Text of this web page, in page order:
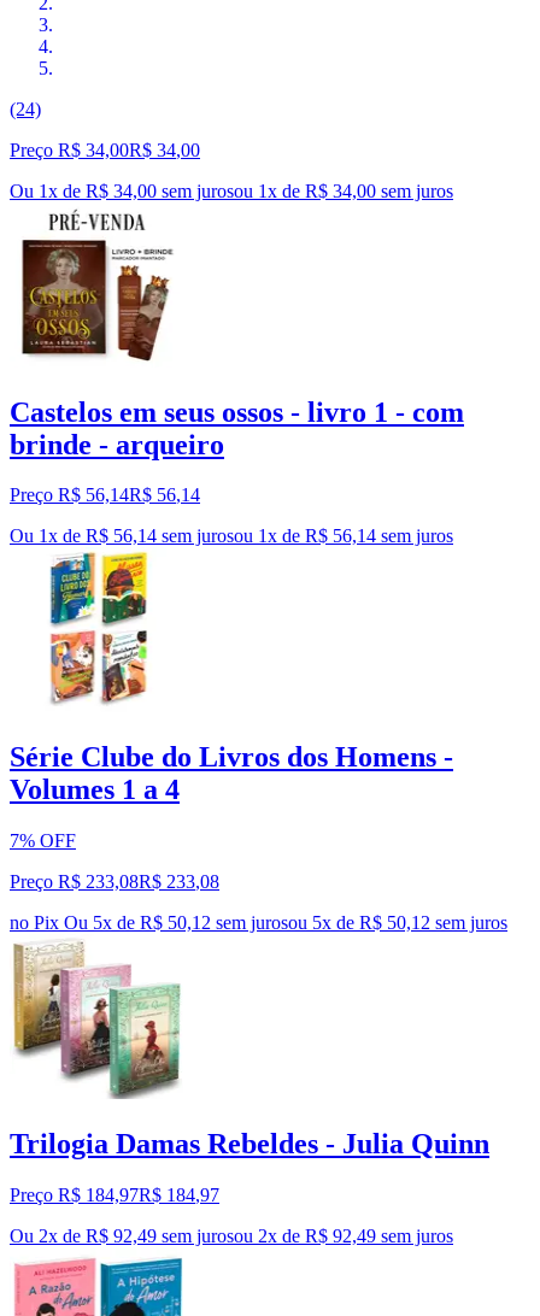
(24)
Preço R$ 34,00R$ 34,00
Ou 1x de R$ 34,00 sem jurosou 1x de R$ 34,00 sem juros
Castelos em seus ossos - livro 1 - com
brinde - arqueiro
Preço R$ 56,14R$ 56,14
Ou 1x de R$ 56,14 sem jurosou 1x de R$ 56,14 sem juros
Série Clube do Livros dos Homens -
Volumes 1 a 4
7% OFF
Preço R$ 233,08R$ 233,08
no Pix Ou 5x de R$ 50,12 sem jurosou 5x de R$ 50,12 sem juros
Trilogia Damas Rebeldes - Julia Quinn
Preço R$ 184,97R$ 184,97
Ou 2x de R$ 92,49 sem jurosou 2x de R$ 92,49 sem juros